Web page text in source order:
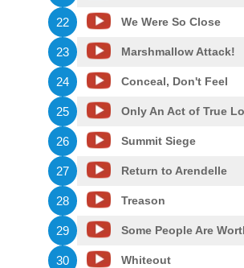
22 We Were So Close
23 Marshmallow Attack!
24 Conceal, Don't Feel
25 Only An Act of True
26 Summit Siege
27 Return to Arendelle
28 Treason
29 Some People Are
30 Whiteout